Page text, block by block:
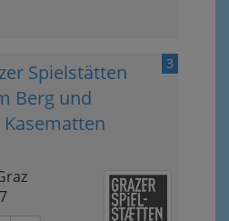
3
Spielstätten
Berg und